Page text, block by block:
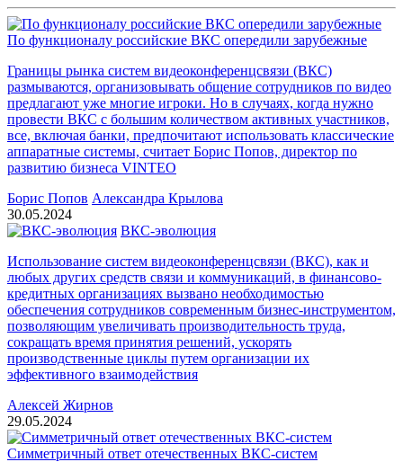
По функционалу российские ВКС опередили зарубежные
Границы рынка систем видеоконференцсвязи (ВКС)
размываются, организовывать общение сотрудников по видео
предлагают уже многие игроки. Но в случаях, когда нужно
провести ВКС с большим количеством активных участников,
все, включая банки, предпочитают использовать классические
аппаратные системы, считает Борис Попов, директор по
развитию бизнеса VINTEO
Борис Попов Александра Крылова
30.05.2024
ВКС-эволюция
Использование систем видеоконференцсвязи (ВКС), как и
любых других средств связи и коммуникаций, в финансово-
кредитных организациях вызвано необходимостью
обеспечения сотрудников современным бизнес-инструментом,
позволяющим увеличивать производительность труда,
сокращать время принятия решений, ускорять
производственные циклы путем организации их
эффективного взаимодействия
Алексей Жирнов
29.05.2024
Симметричный ответ отечественных ВКС-систем